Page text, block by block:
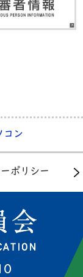
コン
ポリシー